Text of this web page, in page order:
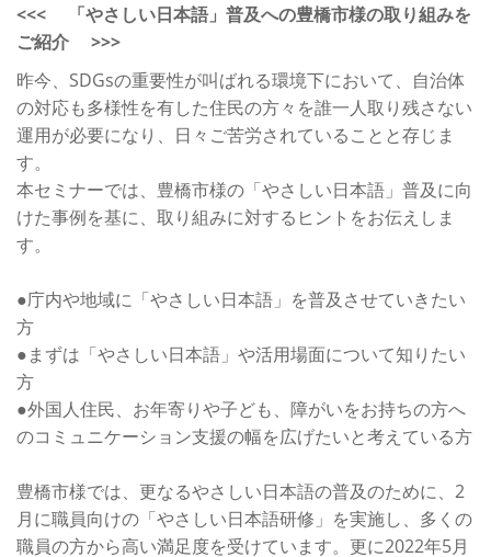
<<< 「やさしい日本語」普及への豊橋市様の取り組みを
ご紹介 >>>
昨今、SDGsの重要性が叫ばれる環境下において、自治体
の対応も多様性を有した住民の方々を誰一人取り残さない
運用が必要になり、日々ご苦労されていることと存じま
す。
本セミナーでは、豊橋市様の「やさしい日本語」普及に向
けた事例を基に、取り組みに対するヒントをお伝えしま
す。
●庁内や地域に「やさしい日本語」を普及させていきたい
方
●まずは「やさしい日本語」や活用場面について知りたい
方
●外国人住民、お年寄りや子ども、障がいをお持ちの方へ
のコミュニケーション支援の幅を広げたいと考えている方
豊橋市様では、更なるやさしい日本語の普及のために、2
月に職員向けの「やさしい日本語研修」を実施し、多くの
職員の方から高い満足度を受けています。更に2022年5月